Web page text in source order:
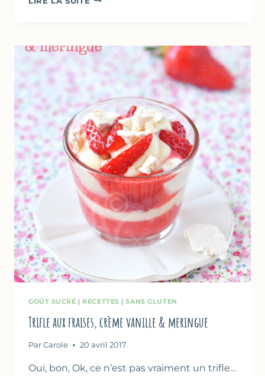
D’OLIVE
D’AMANDE
FAÇON
MAGDALENAS
GOÛT SUCRÉ | RECETTES |SANS GLUTEN
Trifle aux fraises, crème vanille & meringue
Par Carole 20 avril 2017
Oui, bon, Ok, ce n’est pas vraiment un trifle…